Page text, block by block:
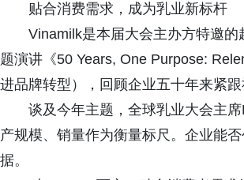
贴合消费需求，成为乳业新标杆
Vinamilk是本届大会主办方特邀
题演讲《50 Years, One Purpose:
进品牌转型），回顾企业五十年来紧
谈及今年主题，全球乳业大会主
产规模、销量作为衡量标尺。企业能
据。